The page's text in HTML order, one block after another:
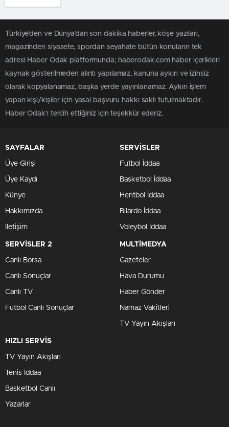
Türkiye'den ve Dünya’dan son dakika haberler, köşe yazıları,
magazinden siyasete, spordan seyahate bütün konuların tek
adresi Haber Odak platformunda; haberodak.com haber içerikleri
kaynak gösterilmeden alıntı yapılamaz, kanuna aykırı ve izinsiz
olarak kopyalanamaz, başka yerde yayınlanamaz. Aykırı işlem
yapan kişi/kişiler için yasal başvuru hakkı saklı tutulmaktadır.
Haber Odak'ı tercih ettiğiniz için teşekkür ederiz.
SAYFALAR
Üye Girişi
Üye Kaydı
Künye
Hakkımızda
İletişim
SERVİSLER
Futbol İddaa
Basketbol İddaa
Hentbol İddaa
Bilardo İddaa
Voleybol İddaa
SERVİSLER 2
Canlı Borsa
Canlı Sonuçlar
Canlı TV
Futbol Canlı Sonuçlar
MULTİMEDYA
Gazeteler
Hava Durumu
Haber Gönder
Namaz Vakitleri
TV Yayın Akışları
HIZLI SERVİS
TV Yayın Akışları
Tenis İddaa
Basketbol Canlı
Yazarlar